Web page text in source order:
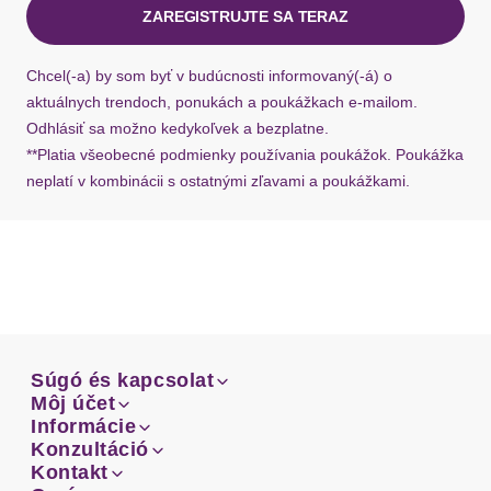
ZAREGISTRUJTE SA TERAZ
Chcel(-a) by som byť v budúcnosti informovaný(-á) o
aktuálnych trendoch, ponukách a poukážkach e-mailom.
Odhlásiť sa možno kedykoľvek a bezplatne.
**Platia všeobecné podmienky používania poukážok. Poukážka
neplatí v kombinácii s ostatnými zľavami a poukážkami.
Súgó és kapcsolat
Email
Facebook
Súgó és kapcsolat
Email
Môj účet
Prehľad objednávok
Môj účet
Prehľad objednávok
Informácie
Doprava
Informácie
Konzultáció
Sprievodca-veľkosťami
Konzultáció
Kontakt